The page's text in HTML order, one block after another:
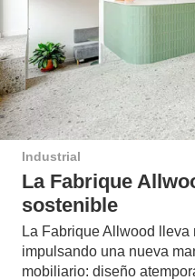
Industrial
La Fabrique
sostenible
La Fabrique Allwood lleva
impulsando una nueva
mobiliario: diseño